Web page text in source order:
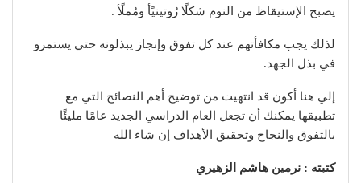
يصبح الإستيقاظ من النوم شكلًا رُوتينيًأ ومُملًأ .
لذلك يجب مكافأتهم عند كل تفوق وإنجاز يبذلونه حتي يستمرو
في بذل الجهد.
إلي هنا أكون قد انتهيت من توضيح أهم النصائح التي مع
تطبيقها يمكنك أن تجعل العام الدراسي الجديد عامًا مليئًا
بالتفوق والنجاح وتحقيق الأهداف إن شاء الله
كتبته : نرمين هاشم الزهيري